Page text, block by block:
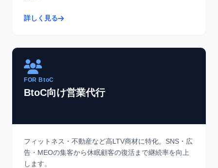
詳しく見る
FOR BtoC
BtoC向け営業代行
フィットネス・不動産など高LTV商材に特化。SNS・広
告・MEOの集客から休眠顧客の復活まで継続率を向上
します。